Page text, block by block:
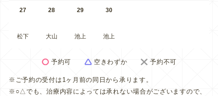
27
松下
28
大山
29
池上
30
池上
予約可 空きわずか 予約不可
※ご予約の受付は1ヶ月前の同日から承ります。
※○△でも、治療内容によっては承れない場合がございますので、